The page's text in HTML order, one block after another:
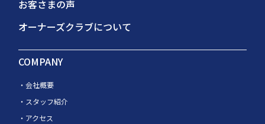
お客さまの声
オーナーズクラブについて
COMPANY
会社概要
スタッフ紹介
アクセス